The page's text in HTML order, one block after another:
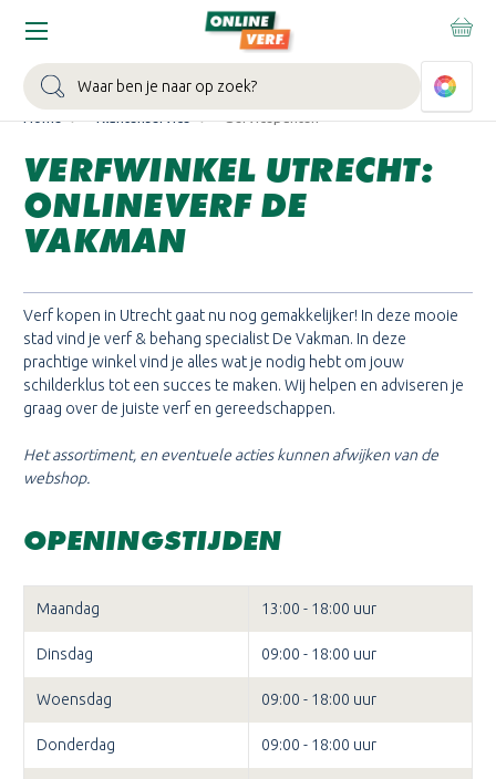
Zoeken
WIN EEN BALLONVAART:Bij besteding vanaf €100,- aan Sikkens
muurverf en/of lak.
Bekijk actie >
Home Klantenservice Servicepunten
VERFWINKEL UTRECHT:
ONLINEVERF DE
VAKMAN
Verf kopen in Utrecht gaat nu nog gemakkelijker! In deze mooie
stad vind je verf & behang specialist De Vakman. In deze
prachtige winkel vind je alles wat je nodig hebt om jouw
schilderklus tot een succes te maken. Wij helpen en adviseren je
graag over de juiste verf en gereedschappen.
Het assortiment, en eventuele acties kunnen afwijken van de
webshop.
OPENINGSTIJDEN
Maandag 13:00 - 18:00 uur
Dinsdag 09:00 - 18:00 uur
Woensdag 09:00 - 18:00 uur
Donderdag 09:00 - 18:00 uur